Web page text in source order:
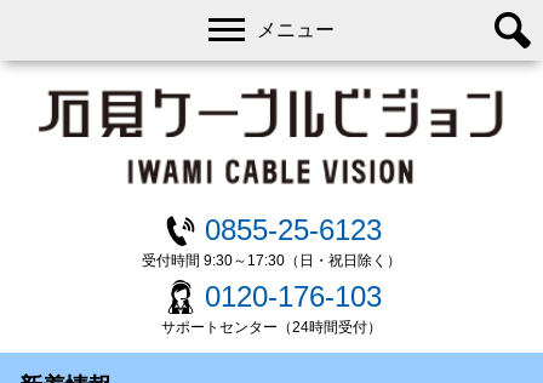
0855-25-6123
受付時間 9:30～17:30（日・祝日除く）
0120-176-103
サポートセンター（24時間受付）
メニュー